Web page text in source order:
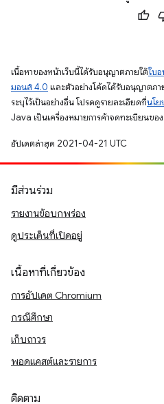
เนื้อหาของหน้าเว็บนี้ได้รับอนุญาตภายใต้ใบ
มอนส์ 4.0 และตัวอย่างโค้ดได้รับอนุญาตภา
ระบุไว้เป็นอย่างอื่น โปรดดูรายละเอียดที่นโย
Java เป็นเครื่องหมายการค้าจดทะเบียนข
อัปเดตล่าสุด 2021-04-21 UTC
มีส่วนร่วม
รายงานข้อบกพร่อง
ดูประเด็นที่เปิดอยู่
เนื้อหาที่เกี่ยวข้อง
การอัปเดต Chromium
กรณีศึกษา
เก็บถาวร
พอดแคสต์และรายการ
ติดตาม